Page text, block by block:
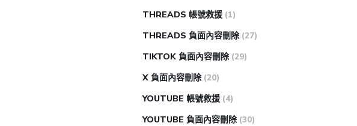
THREADS 帳號救援 (1)
THREADS 負面內容刪除 (27)
TIKTOK 負面內容刪除 (29)
X 負面內容刪除 (20)
YOUTUBE 帳號救援 (4)
YOUTUBE 負面內容刪除 (30)